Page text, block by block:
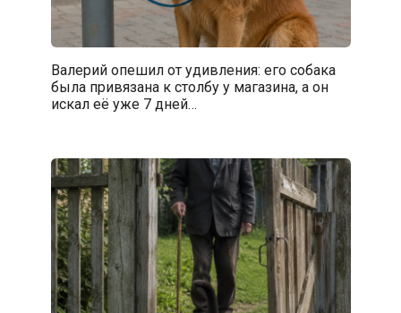
Валерий опешил от удивления: его собака
была привязана к столбу у магазина, а он
искал её уже 7 дней…